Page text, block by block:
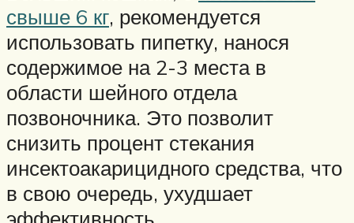
свыше 6 кг, рекомендуется
использовать пипетку, нанося
содержимое на 2-3 места в
области шейного отдела
позвоночника. Это позволит
снизить процент стекания
инсектоакарицидного средства, что
в свою очередь, ухудшает